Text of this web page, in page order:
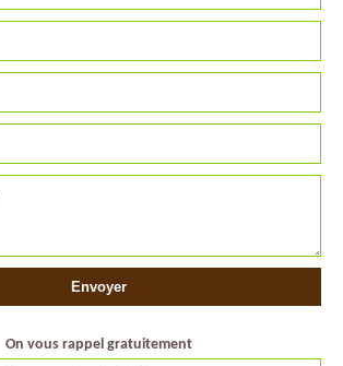
On vous rappel gratuitement